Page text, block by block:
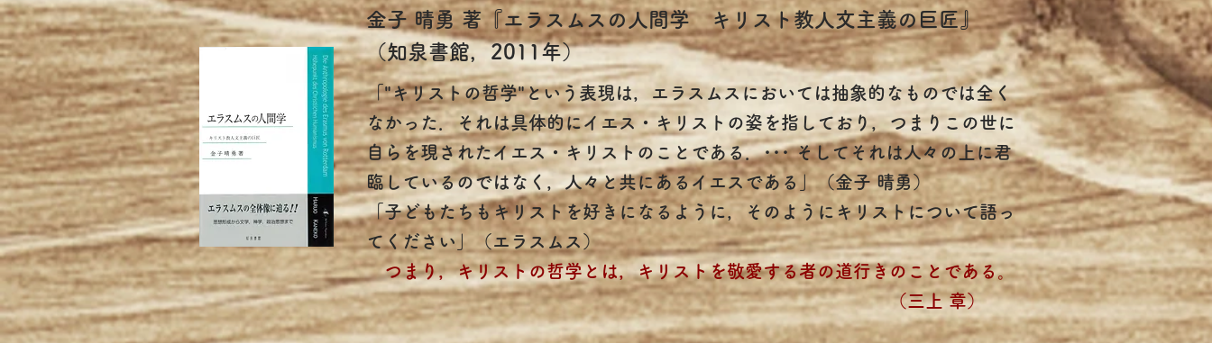
金子 晴勇 著『エラスムスの人間学 キリスト教人文主義の巨匠』
（知泉書館，2011年）
「"キリストの哲学"という表現は，エラスムスにおいては抽象的なものでは全く
なかった．それは具体的にイエス・キリストの姿を指しており，つまりこの世に
自らを現されたイエス・キリストのことである．･･･ そしてそれは人々の上に君
臨しているのではなく，人々と共にあるイエスである」（金子 晴勇）
「子どもたちもキリストを好きになるように，そのようにキリストについて語っ
てください」（エラスムス）
​つまり，キリストの哲学とは，キリストを敬愛する者の道行きのことである。
（三上 章）